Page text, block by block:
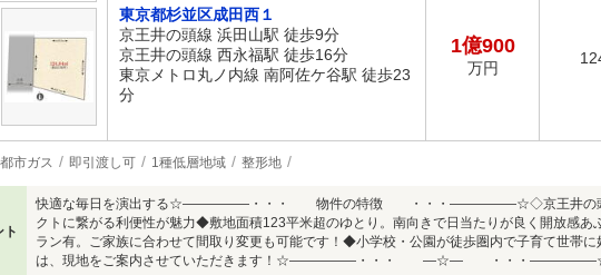
東京都杉並区成田西１
京王井の頭線 浜田山駅 徒歩9分
京王井の頭線 西永福駅 徒歩16分
東京メトロ丸ノ内線 南阿佐ケ谷駅 徒歩23
分
1億900
万円
都市ガス 即引渡し可 1種低層地域 整形地
ト
快適な毎日を演出する☆―――――・・・ 物件の特徴 ・・・―――――☆◇京王井の頭線
クトに繋がる利便性が魅力◆敷地面積123平米超のゆとり。南向きで日当たりが良く開放感
ラン有。ご家族に合わせて間取り変更も可能です！◆小学校・公園が徒歩圏内で子育て世帯
は、現地をご案内させていただきます！☆―――――・・・ ―☆― ・・・